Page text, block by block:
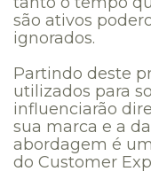
são ativos
ignorados.
Partindo deste
utilizados para
influenciarão
sua marca e a
abordagem é
do Customer